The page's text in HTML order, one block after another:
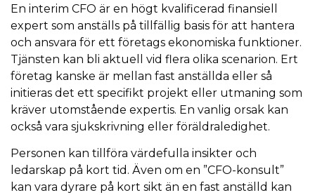
En interim CFO är en högt kvalificerad finansiell
expert som anställs på tillfällig basis för att hantera
och ansvara för ett företags ekonomiska funktioner.
Tjänsten kan bli aktuell vid flera olika scenarion. Ert
företag kanske är mellan fast anställda eller så
initieras det ett specifikt projekt eller utmaning som
kräver utomstående expertis. En vanlig orsak kan
också vara sjukskrivning eller föräldraledighet.
Personen kan tillföra värdefulla insikter och
ledarskap på kort tid. Även om en ”CFO-konsult”
kan vara dyrare på kort sikt än en fast anställd kan